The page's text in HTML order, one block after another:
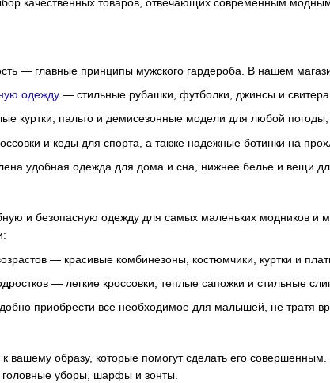
— главные принципы мужского гардероба. В нашем
одежду — стильные рубашки, футболки, джинсы и
куртки, пальто и демисезонные модели для любой погоды;
и кеды для спорта, а также надежные ботинки на
удобная одежда для дома и сна, нижнее белье и вещи
и безопасную одежду для самых маленьких модников и
— красивые комбинезоны, костюмчики, куртки и
— легкие кроссовки, теплые сапожки и стильные
приобрести все необходимое для малышей, не тратя
вашему образу, которые помогут сделать его
головные уборы, шарфы и зонты.